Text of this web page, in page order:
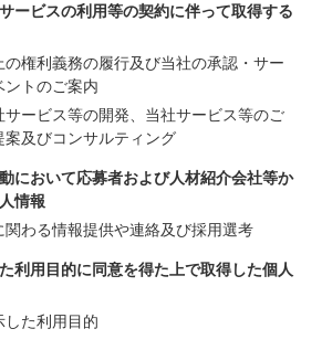
ービスの利用等の契約に伴って取得する
の権利義務の履行及び当社の承認・サー
ントのご案内
サービス等の開発、当社サービス等のご
案及びコンサルティング
において応募者および人材紹介会社等か
情報
関わる情報提供や連絡及び採用選考
利用目的に同意を得た上で取得した個人
した利用目的